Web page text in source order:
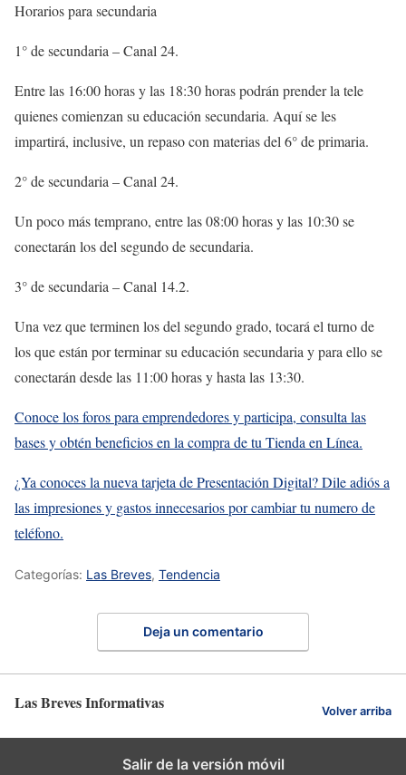
Horarios para secundaria
1° de secundaria – Canal 24.
Entre las 16:00 horas y las 18:30 horas podrán prender la tele
quienes comienzan su educación secundaria. Aquí se les
impartirá, inclusive, un repaso con materias del 6° de primaria.
2° de secundaria – Canal 24.
Un poco más temprano, entre las 08:00 horas y las 10:30 se
conectarán los del segundo de secundaria.
3° de secundaria – Canal 14.2.
Una vez que terminen los del segundo grado, tocará el turno de
los que están por terminar su educación secundaria y para ello se
conectarán desde las 11:00 horas y hasta las 13:30.
Conoce los foros para emprendedores y participa, consulta las
bases y obtén beneficios en la compra de tu Tienda en Línea.
¿Ya conoces la nueva tarjeta de Presentación Digital? Dile adiós a
las impresiones y gastos innecesarios por cambiar tu numero de
teléfono.
Categorías: Las Breves, Tendencia
Deja un comentario
Las Breves Informativas Volver arriba
Salir de la versión móvil